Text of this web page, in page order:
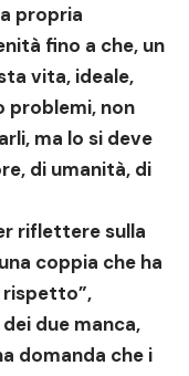
propria
fino a che, un
vita, ideale,
problemi, non
ma lo si deve
di umanità, di
riflettere sulla
coppia che ha
rispetto”,
due manca,
domanda che i